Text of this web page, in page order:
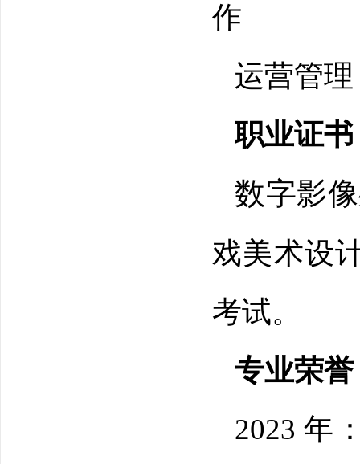
作
运营管
职业证书
数字影
戏美术设
考试。
专业荣誉
2023 年